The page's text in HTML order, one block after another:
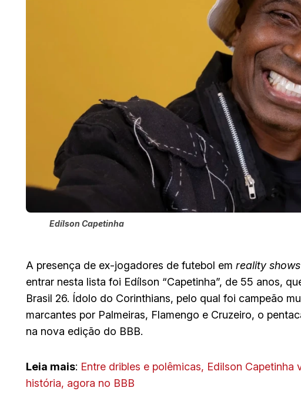
Edílson Capetinha
A presença de ex-jogadores de futebol em reality shows
entrar nesta lista foi Edílson “Capetinha”, de 55 anos,
Brasil 26. Ídolo do Corinthians, pelo qual foi campeão
marcantes por Palmeiras, Flamengo e Cruzeiro, o
na nova edição do BBB.
Leia mais: Entre dribles e polêmicas, Edilson
história, agora no BBB